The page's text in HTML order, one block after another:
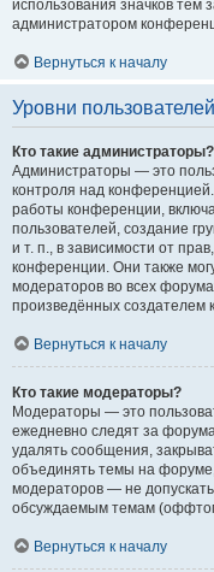
использования значков тем
администратором
Вернуться к началу
Уровни
Кто такие администраторы?
Администраторы — это
контроля над
работы конференции,
пользователей, создание
и т. п., в зависимости от
конференции. Они также
модераторов во всех
произведённых создателем
Вернуться к началу
Кто такие модераторы?
Модераторы — это
ежедневно следят за
удалять сообщения,
объединять темы на
модераторов — не
обсуждаемым темам
Вернуться к началу